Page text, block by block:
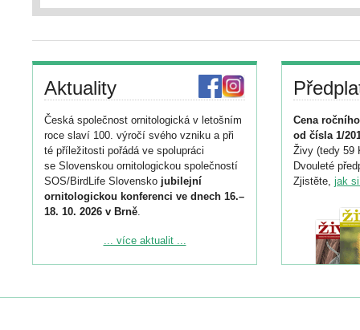
Aktuality
Česká společnost ornitologická v letošním
roce slaví 100. výročí svého vzniku a při
té příležitosti pořádá ve spolupráci
se Slovenskou ornitologickou společností
SOS/BirdLife Slovensko jubilejní
ornitologickou konferenci ve dnech 16.–
18. 10. 2026 v Brně.
Podrobnější informace ke konferenci
Registrovat se můžete do 6. září.
... více aktualit ...
Cena
od čísla 1/
Živy (tedy 59
Dvouleté
Zjistěte, jak